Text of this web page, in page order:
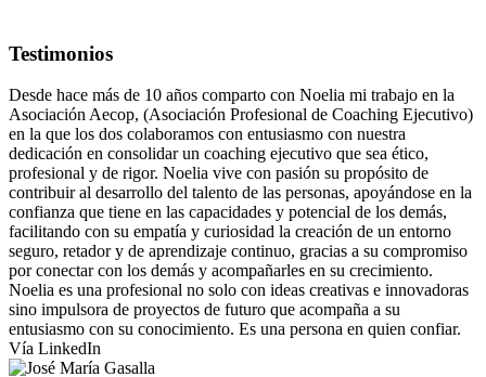
Testimonios
Desde hace más de 10 años comparto con Noelia mi trabajo en la
Asociación Aecop, (Asociación Profesional de Coaching Ejecutivo)
en la que los dos colaboramos con entusiasmo con nuestra
dedicación en consolidar un coaching ejecutivo que sea ético,
profesional y de rigor. Noelia vive con pasión su propósito de
contribuir al desarrollo del talento de las personas, apoyándose en la
confianza que tiene en las capacidades y potencial de los demás,
facilitando con su empatía y curiosidad la creación de un entorno
seguro, retador y de aprendizaje continuo, gracias a su compromiso
por conectar con los demás y acompañarles en su crecimiento.
Noelia es una profesional no solo con ideas creativas e innovadoras
sino impulsora de proyectos de futuro que acompaña a su
entusiasmo con su conocimiento. Es una persona en quien confiar.
Vía LinkedIn